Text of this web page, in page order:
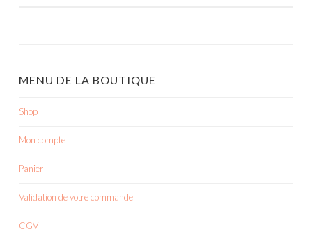
MENU DE LA BOUTIQUE
Shop
Mon compte
Panier
Validation de votre commande
CGV